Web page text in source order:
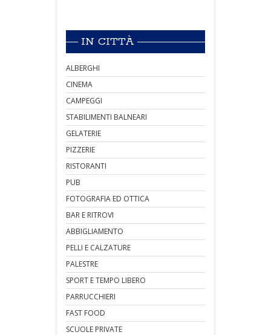
IN CITTÀ
ALBERGHI
CINEMA
CAMPEGGI
STABILIMENTI BALNEARI
GELATERIE
PIZZERIE
RISTORANTI
PUB
FOTOGRAFIA ED OTTICA
BAR E RITROVI
ABBIGLIAMENTO
PELLI E CALZATURE
PALESTRE
SPORT E TEMPO LIBERO
PARRUCCHIERI
FAST FOOD
SCUOLE PRIVATE